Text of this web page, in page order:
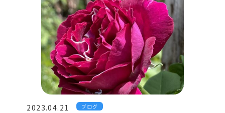
2023.04.21 ブログ